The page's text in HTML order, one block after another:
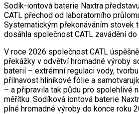
Sodík-iontová baterie Naxtra
CATL přechod od laboratorního
Systematickým překonáváním stovek
dosáhla společnost CATL zavádění do
V roce 2026 společnost CATL
překážky v odvětví hromadné výroby
baterií – extrémní regulaci vody,
přilnavost hliníkové fólie a
– a připravila tak půdu pro spolehlivé
měřítku. Sodíková iontová baterie
plné hromadné výroby do konce roku